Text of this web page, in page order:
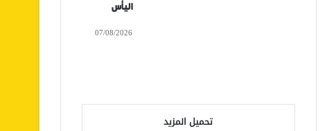
اليأس
07/08/2026
تحميل المزيد